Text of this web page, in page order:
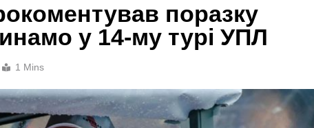
поразку
у 14-му турі УПЛ
1 Mins